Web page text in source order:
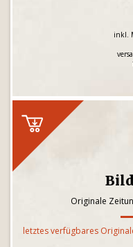
inkl.
Originale
letztes verfügbares